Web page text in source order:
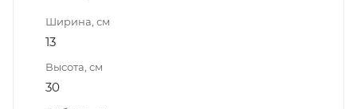
Ширина, см
13
Высота, см
30